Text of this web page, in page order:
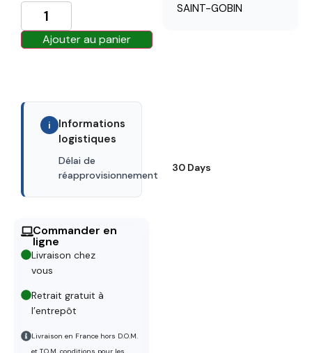
Ajouter au panier
i
Informations
logistiques
Délai de
réapprovisionnement
30 Days
Commander en
ligne
Livraison chez
vous
Retrait gratuit à
l’entrepôt
Livraison en France hors D.O.M.
et T.O.M, conditions pour les
SAINT-GOBIN